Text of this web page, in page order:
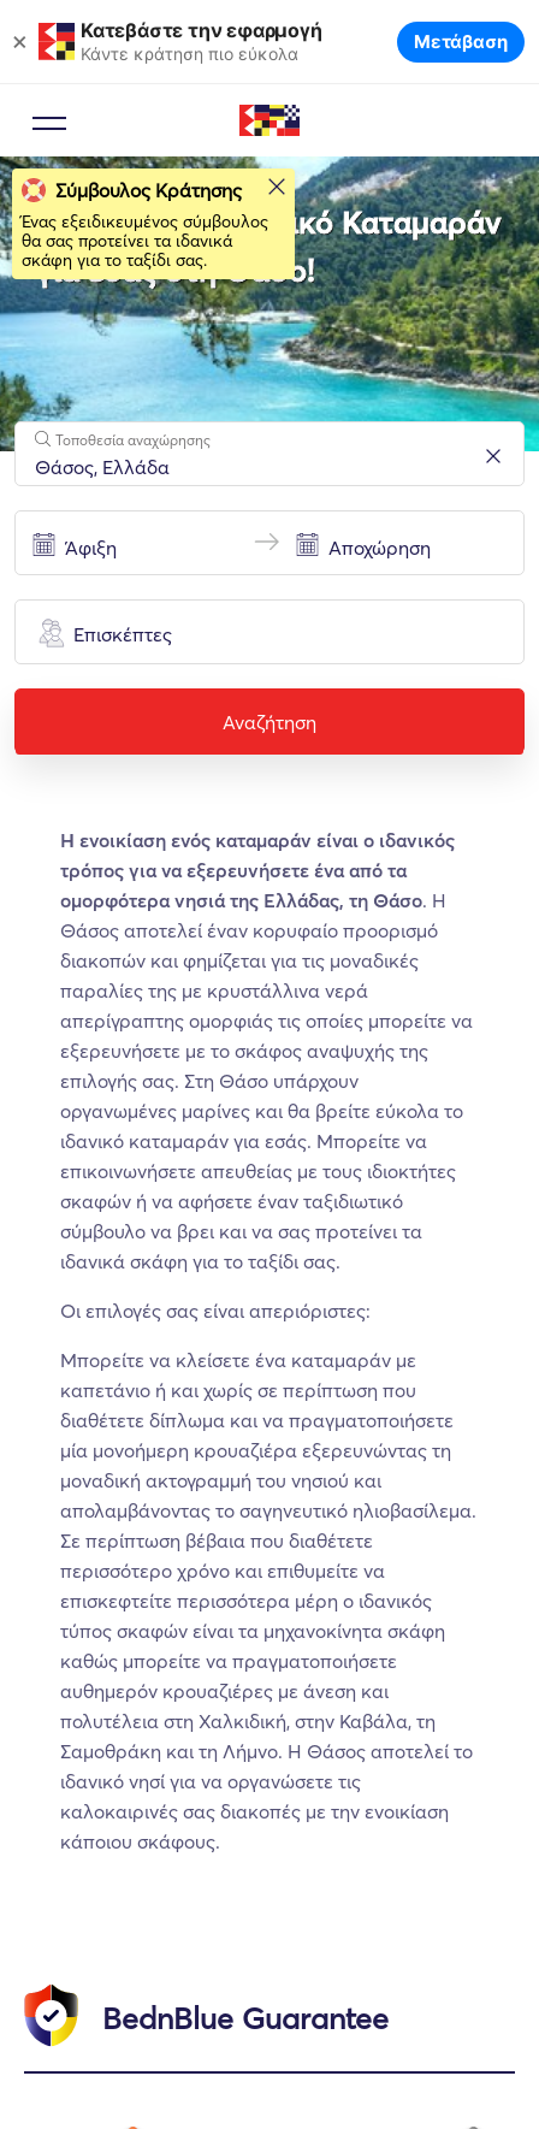
× Κατεβάστε την εφαρμογή
Κάντε κράτηση πιο εύκολα Μετάβαση
Νοικιάστε το ιδανικό Καταμαράν
για εσάς στη Θάσο!
Τοποθεσία αναχώρησης
Επισκέπτες
Αναζήτηση
Η ενοικίαση ενός καταμαράν είναι ο ιδανικός
τρόπος για να εξερευνήσετε ένα από τα
ομορφότερα νησιά της Ελλάδας, τη Θάσο. Η
Θάσος αποτελεί έναν κορυφαίο προορισμό
διακοπών και φημίζεται για τις μοναδικές
παραλίες της με κρυστάλλινα νερά
απερίγραπτης ομορφιάς τις οποίες μπορείτε να
εξερευνήσετε με το σκάφος αναψυχής της
επιλογής σας. Στη Θάσο υπάρχουν
οργανωμένες μαρίνες και θα βρείτε εύκολα το
ιδανικό καταμαράν για εσάς. Μπορείτε να
επικοινωνήσετε απευθείας με τους ιδιοκτήτες
σκαφών ή να αφήσετε έναν ταξιδιωτικό
σύμβουλο να βρει και να σας προτείνει τα
ιδανικά σκάφη για το ταξίδι σας.
Οι επιλογές σας είναι απεριόριστες:
Μπορείτε να κλείσετε ένα καταμαράν με
καπετάνιο ή και χωρίς σε περίπτωση που
διαθέτετε δίπλωμα και να πραγματοποιήσετε
μία μονοήμερη κρουαζιέρα εξερευνώντας τη
μοναδική ακτογραμμή του νησιού και
απολαμβάνοντας το σαγηνευτικό ηλιοβασίλεμα.
Σε περίπτωση βέβαια που διαθέτετε
περισσότερο χρόνο και επιθυμείτε να
επισκεφτείτε περισσότερα μέρη ο ιδανικός
τύπος σκαφών είναι τα μηχανοκίνητα σκάφη
καθώς μπορείτε να πραγματοποιήσετε
αυθημερόν κρουαζιέρες με άνεση και
πολυτέλεια στη Χαλκιδική, στην Καβάλα, τη
Σαμοθράκη και τη Λήμνο. Η Θάσος αποτελεί το
ιδανικό νησί για να οργανώσετε τις
καλοκαιρινές σας διακοπές με την ενοικίαση
κάποιου σκάφους.
BednBlue Guarantee
Σύμβουλος Κράτησης
Ένας εξειδικευμένος σύμβουλος
θα σας προτείνει τα ιδανικά
σκάφη για το ταξίδι σας.